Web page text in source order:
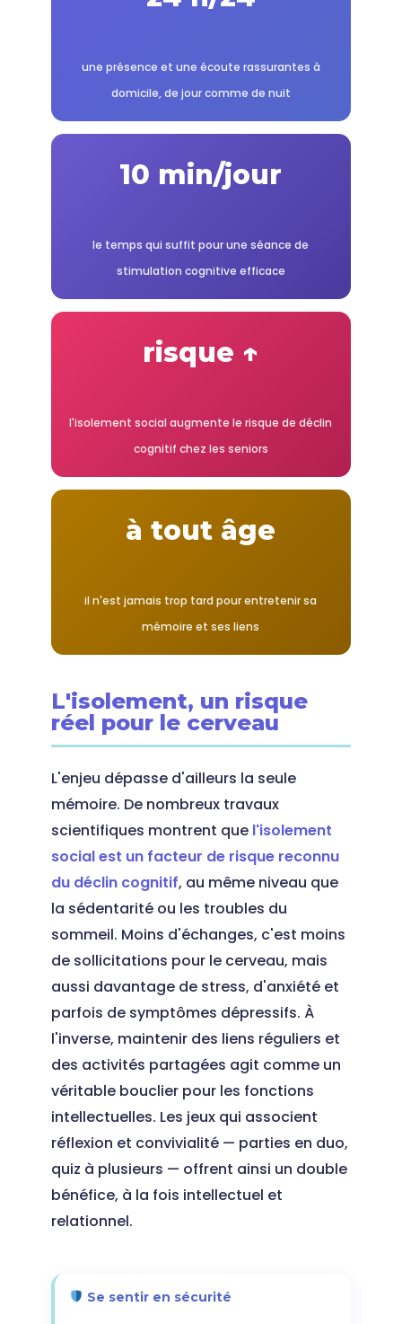
une présence et une écoute rassurantes à
domicile, de jour comme de nuit
10 min/jour
le temps qui suffit pour une séance de
stimulation cognitive efficace
risque ↑
l'isolement social augmente le risque de déclin
cognitif chez les seniors
à tout âge
il n'est jamais trop tard pour entretenir sa
mémoire et ses liens
L'isolement, un risque
réel pour le cerveau
L'enjeu dépasse d'ailleurs la seule
mémoire. De nombreux travaux
scientifiques montrent que l'isolement
social est un facteur de risque reconnu
du déclin cognitif, au même niveau que
la sédentarité ou les troubles du
sommeil. Moins d'échanges, c'est moins
de sollicitations pour le cerveau, mais
aussi davantage de stress, d'anxiété et
parfois de symptômes dépressifs. À
l'inverse, maintenir des liens réguliers et
des activités partagées agit comme un
véritable bouclier pour les fonctions
intellectuelles. Les jeux qui associent
réflexion et convivialité — parties en duo,
quiz à plusieurs — offrent ainsi un double
bénéfice, à la fois intellectuel et
relationnel.
Se sentir en sécurité